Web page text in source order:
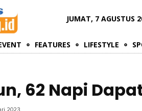
JUMAT, 7 AGUSTUS
FEATURES LIFESTYLE
62 Napi